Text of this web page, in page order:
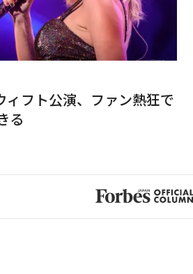
ィフト公演、ファン熱狂で
る